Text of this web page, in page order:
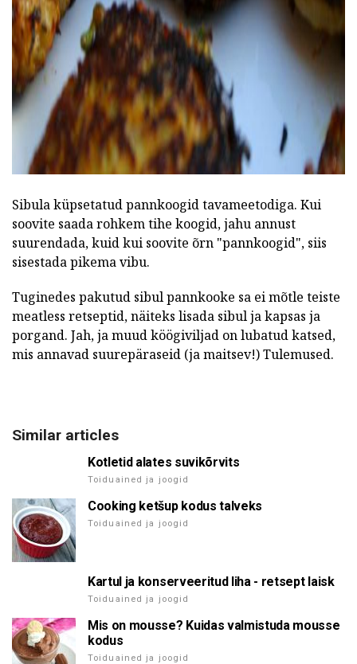
Sibula küpsetatud pannkoogid tavameetodiga. Kui
soovite saada rohkem tihe koogid, jahu annust
suurendada, kuid kui soovite õrn "pannkoogid", siis
sisestada pikema vibu.
Tuginedes pakutud sibul pannkooke sa ei mõtle teiste
meatless retseptid, näiteks lisada sibul ja kapsas ja
porgand. Jah, ja muud köögiviljad on lubatud katsed,
mis annavad suurepäraseid (ja maitsev!) Tulemused.
Similar articles
Kotletid alates suvikõrvits
Toiduained ja joogid
Cooking ketšup kodus talveks
Toiduained ja joogid
Kartul ja konserveeritud liha - retsept laisk
Toiduained ja joogid
Mis on mousse? Kuidas valmistuda mousse
kodus
Toiduained ja joogid